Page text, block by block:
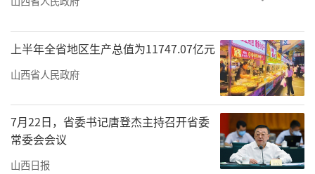
上半年全省地区生产总值为11747.07亿元
山西省人民政府
7月22日，省委书记唐登杰主持召开省委
常委会会议
山西日报